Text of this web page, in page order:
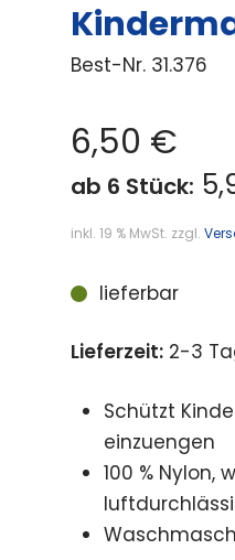
Best-Nr. 31.376
6,50 €
ab 6 Stück:
inkl. 19 % MwSt. zzgl.
lieferbar
Lieferzeit: 2-3
Schützt
einzuengen
100 % Nylon,